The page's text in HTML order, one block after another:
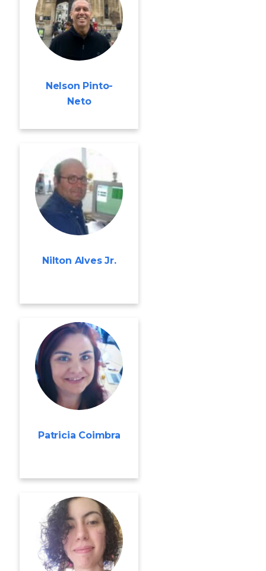
Nelson Pinto-
Neto
Nilton Alves Jr.
Patricia Coimbra